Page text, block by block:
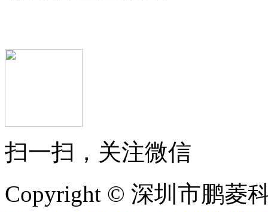
扫一扫，关注微信
Copyright © 深圳市鹏菱